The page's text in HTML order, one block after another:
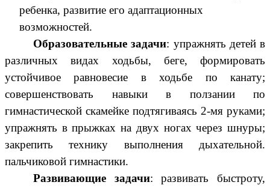
ребенка, развитие его адаптационных
возможностей.
Образовательные задачи: упражнять детей в
различных видах ходьбы, беге, формировать
устойчивое равновесие в ходьбе по канату;
совершенствовать навыки в ползании по
гимнастической скамейке подтягиваясь 2-мя руками;
упражнять в прыжках на двух ногах через шнуры;
закрепить технику выполнения дыхательной.
пальчиковой гимнастики.
Развивающие задачи: развивать быстроту,